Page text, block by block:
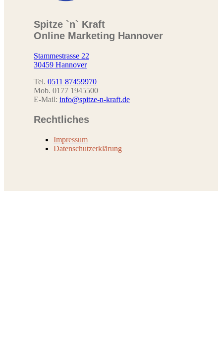
Spitze `n` Kraft
Online Marketing Hannover
Stammestrasse 22
30459 Hannover
Tel. 0511 87459970
Mob. 0177 1945500
E-Mail: info@spitze-n-kraft.de
Rechtliches
Impressum
Datenschutzerklärung